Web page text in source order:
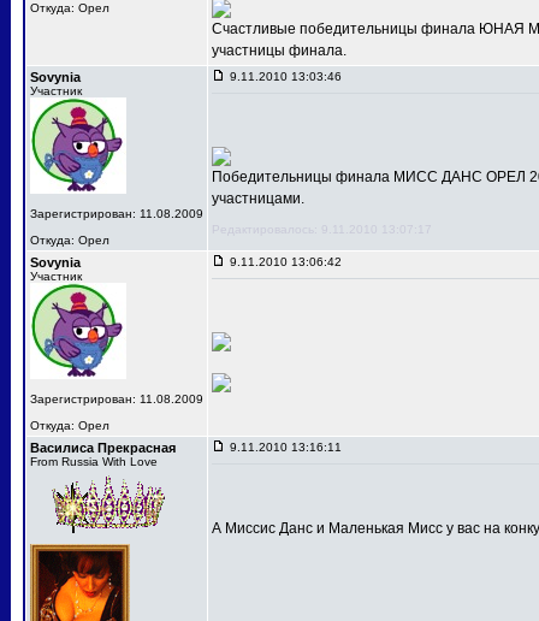
Откуда: Орел
Счастливые победительницы финала ЮНАЯ
участницы финала.
Sovynia
Участник
Зарегистрирован: 11.08.2009
Откуда: Орел
9.11.2010 13:03:46
Победительницы финала МИСС ДАНС ОРЕЛ
участницами.
Редактировалось: 9.11.2010 13:07:17
Sovynia
Участник
Зарегистрирован: 11.08.2009
Откуда: Орел
9.11.2010 13:06:42
Василиса Прекрасная
From Russia With Love
9.11.2010 13:16:11
А Миссис Данс и Маленькая Мисс у вас на